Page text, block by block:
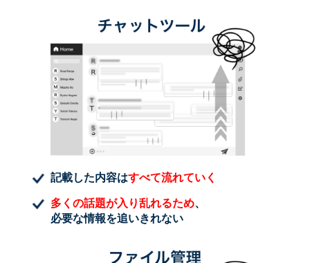
記載した内容はすべて流れていく
多くの話題が入り乱れるため、
必要な情報を追いきれない